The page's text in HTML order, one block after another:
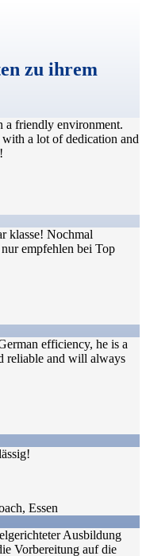
zu ihrem
a friendly environment.
a lot of dedication and
klasse! Nochmal
empfehlen bei Top
efficiency, he is a
reliable and will always
, Essen
Ausbildung
Vorbereitung auf die